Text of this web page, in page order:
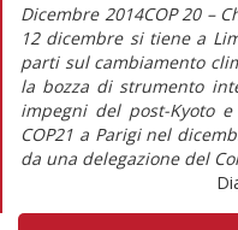
Dicembre 2014COP 20 –
12 dicembre si tiene a
parti sul cambiamento
la bozza di strumento
impegni del post-Kyoto
COP21 a Parigi nel
da una delegazione del